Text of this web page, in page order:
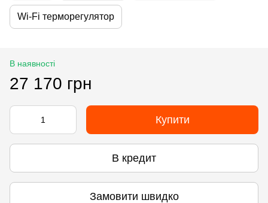
Wi-Fi терморегулятор
В наявності
27 170 грн
Купити
В кредит
Замовити швидко